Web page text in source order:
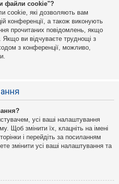
файли cookie"?
cookie, які дозволяють вам
конференції, а також виконують
прочитаних повідомлень, якщо
Якщо ви відчуваєте труднощі з
з конференції, можливо,
усі ваші налаштування
Щоб змінити їх, клацніть на імені
і перейдіть за посиланням
змінити усі ваші налаштування та